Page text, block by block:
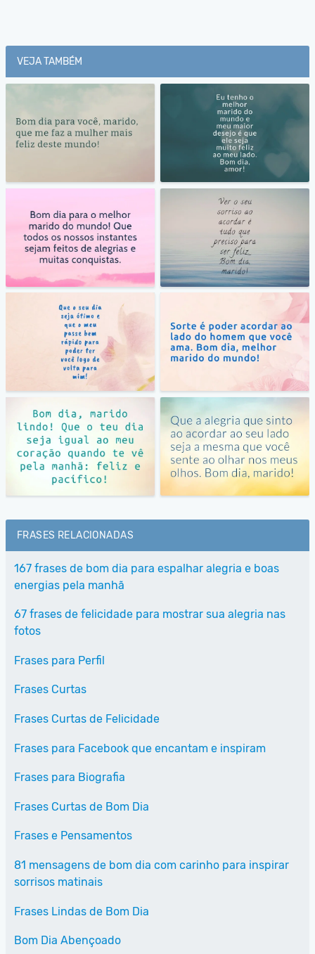
VEJA TAMBÉM
FRASES RELACIONADAS
167 frases de bom dia para espalhar alegria e boas
energias pela manhã
67 frases de felicidade para mostrar sua alegria nas
fotos
Frases para Perfil
Frases Curtas
Frases Curtas de Felicidade
Frases para Facebook que encantam e inspiram
Frases para Biografia
Frases Curtas de Bom Dia
Frases e Pensamentos
81 mensagens de bom dia com carinho para inspirar
sorrisos matinais
Frases Lindas de Bom Dia
Bom Dia Abençoado